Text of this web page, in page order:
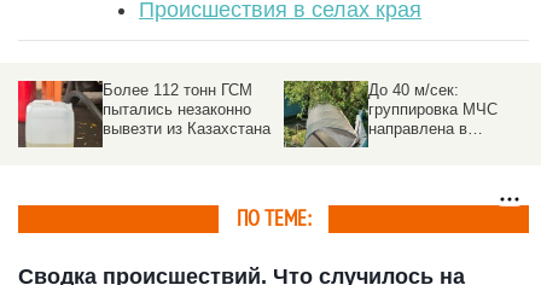
Происшествия в селах края
Более 112 тонн ГСМ
пытались незаконно
вывезти из Казахстана
До 40 м/сек:
группировка МЧС
направлена в
ПО ТЕМЕ:
Сводка происшествий. Что случилось на